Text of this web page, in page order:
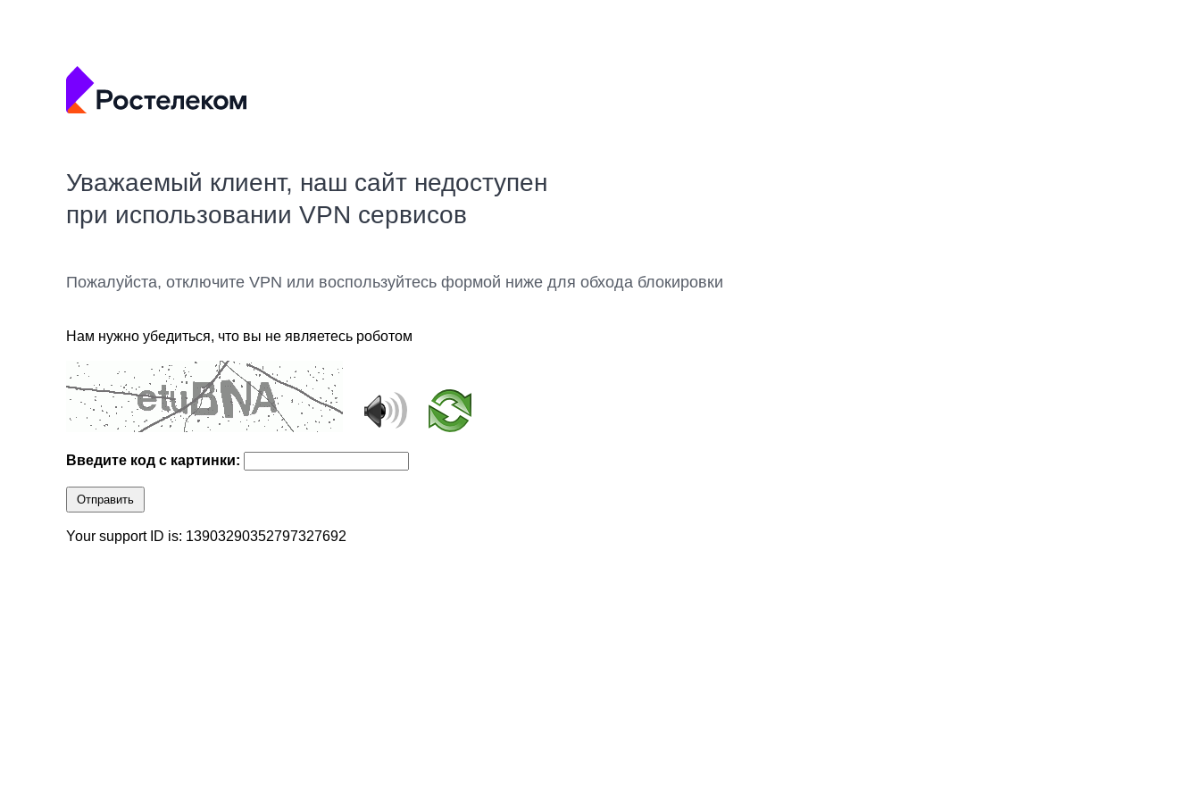
Уважаемый клиент, наш сайт недоступен
при использовании VPN сервисов
Пожалуйста, отключите VPN или воспользуйтесь формой ниже для обхода блокировки
Нам нужно убедиться, что вы не являетесь роботом
Введите код с картинки:
Отправить
Your support ID is: 13903290352797327692